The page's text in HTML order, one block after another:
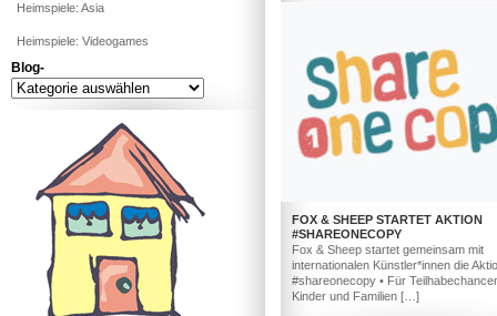
FOX & SHEEP STARTET AKTION
#SHAREONECOPY
Fox & Sheep startet gemeinsam mit
internationalen Künstler*innen die
#shareonecopy • Für
Kinder und Familien […]
Heimspiele: Asia
Heimspiele: Videogames
Blog-
Blog-